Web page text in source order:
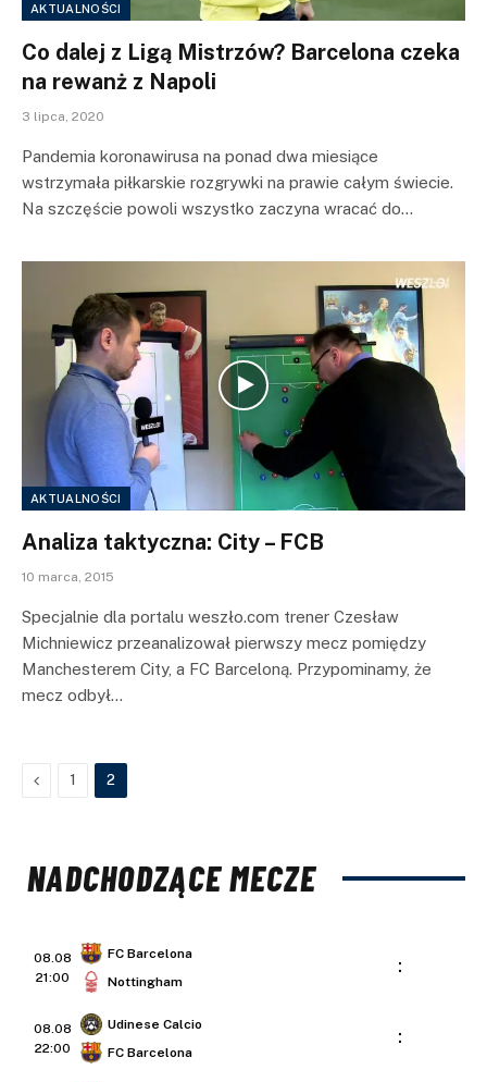
AKTUALNOŚCI
Co dalej z Ligą Mistrzów? Barcelona czeka
na rewanż z Napoli
3 lipca, 2020
Pandemia koronawirusa na ponad dwa miesiące
wstrzymała piłkarskie rozgrywki na prawie całym świecie.
Na szczęście powoli wszystko zaczyna wracać do…
AKTUALNOŚCI
Analiza taktyczna: City – FCB
10 marca, 2015
Specjalnie dla portalu weszło.com trener Czesław
Michniewicz przeanalizował pierwszy mecz pomiędzy
Manchesterem City, a FC Barceloną. Przypominamy, że
mecz odbył…
Previous
1 2
NADCHODZĄCE MECZE
08.08
21:00
FC Barcelona
Nottingham
:
08.08
22:00
Udinese Calcio
FC Barcelona
: